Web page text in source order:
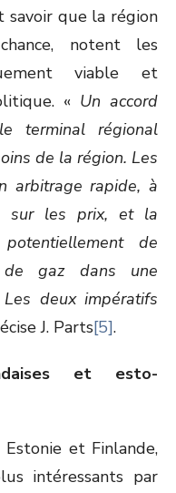
savoir que la région
notent les
viable et
« Un accord
terminal régional
de la région. Les
arbitrage rapide, à
sur les prix, et la
de
de gaz dans une
deux impératifs
J. Parts[5].
et esto-
et Finlande,
intéressants par